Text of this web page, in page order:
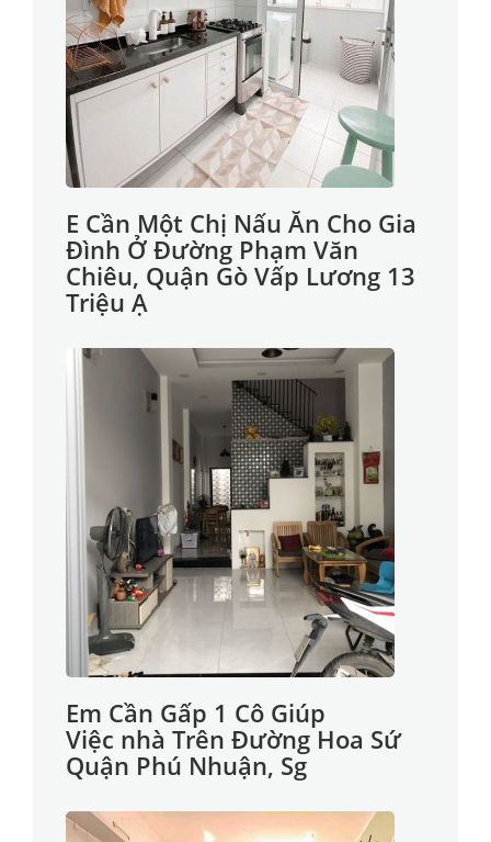
E Cần Một Chị Nấu Ăn Cho Gia
Đình Ở Đường Phạm Văn
Chiêu, Quận Gò Vấp Lương 13
Triệu Ạ
Em Cần Gấp 1 Cô Giúp
Việc nhà Trên Đường Hoa Sứ
Quận Phú Nhuận, Sg